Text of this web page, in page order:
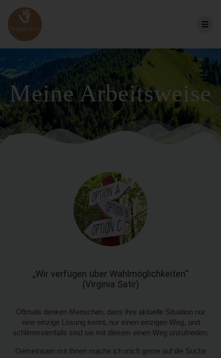
Meine Arbeitsweise
„Wir verfügen über Wahlmöglichkeiten“
(Virginia Satir)
Oftmals denken Menschen, dass ihre aktuelle Situation nur
eine einzige Lösung kennt, nur einen einzigen Weg, und
schlimmstenfalls sind sie mit diesem einen Weg unzufrieden.
Gemeinsam mit Ihnen mache ich mich gerne auf die Suche